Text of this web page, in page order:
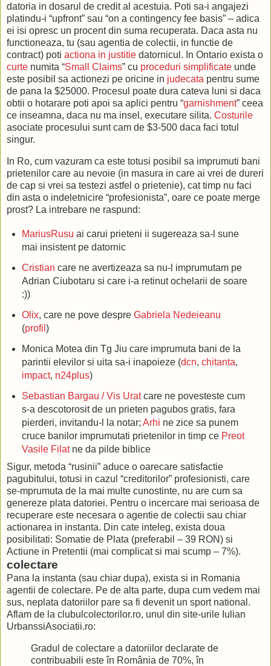
datoria in dosarul de credit al acestuia. Poti sa-i angajezi
platindu-i “upfront” sau “on a contingency fee basis” – adica
ei isi opresc un procent din suma recuperata. Daca asta nu
functioneaza, tu (sau agentia de colectii, in functie de
contract) poti actiona in justitie datornicul. In Ontario exista o
curte numita “Small Claims” cu proceduri simplificate unde
este posibil sa actionezi pe oricine in judecata pentru sume
de pana la $25000. Procesul poate dura cateva luni si daca
obtii o hotarare poti apoi sa aplici pentru “garnishment” ceea
ce inseamna, daca nu ma insel, executare silita. Costurile
asociate procesului sunt cam de $3-500 daca faci totul
singur.
In Ro, cum vazuram ca este totusi posibil sa imprumuti bani
prietenilor care au nevoie (in masura in care ai vrei de dureri
de cap si vrei sa testezi astfel o prietenie), cat timp nu faci
din asta o indeletnicire “profesionista”, oare ce poate merge
prost? La intrebare ne raspund:
MariusRusu ai carui prieteni ii sugereaza sa-l sune
mai insistent pe datornic
Cristian care ne avertizeaza sa nu-l imprumutam pe
Adrian Ciubotaru si care i-a retinut ochelarii de soare
:))
Olix, care ne pove despre Gabriela Nedeieanu
(profil )
Monica Motea din Tg Jiu care imprumuta bani de la
parintii elevilor si uita sa-i inapoieze (dcn, chitanta,
impact, n24plus)
Sebastian Bargau / Vis Uratcare ne povesteste cum
s-a descotorosit de un prieten pagubos gratis, fara
pierderi, invitandu-l la notar; Arhi ne zice sa punem
cruce banilor imprumutati prietenilor in timp ce Preot
Vasile Filatne da pilde biblice
Sigur, metoda “rusinii” aduce o oarecare satisfactie
pagubitului, totusi in cazul “creditorilor” profesionisti, care
se-mprumuta de la mai multe cunostinte, nu are cum sa
genereze plata datoriei. Pentru o incercare mai serioasa de
recuperare este necesara o agentie de colectii sau chiar
actionarea in instanta. Din cate inteleg, exista doua
posibilitati: Somatie de Plata (preferabil – 39 RON) si
Actiune in Pretentii (mai complicat si mai scump – 7%).
colectare
Pana la instanta (sau chiar dupa), exista si in Romania
agentii de colectare. Pe de alta parte, dupa cum vedem mai
sus, neplata datoriilor pare sa fi devenit un sport national.
Aflam de la clubulcolectorilor.ro, unul din site-urile Iulian
UrbanssiAsociatii.ro:
Gradul de colectare a datoriilor declarate de
contribuabili este în România de 70%, în